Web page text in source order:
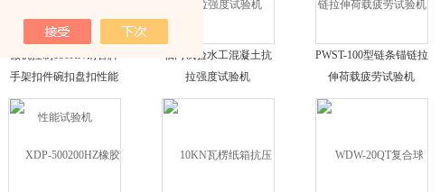
微机控制150KN钢管脚
手架扣件碗扣盘扣性能
试验机
轴向试验水工混凝土抗
拉强度试验机
PWST-100型链条锚链拉
伸荷载疲劳试验机